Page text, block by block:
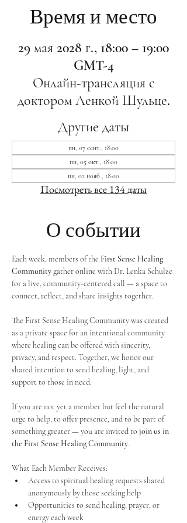
Время и место
29 мая 2028 г., 18:00 – 19:00
GMT-4
Онлайн-трансляция с
доктором Ленкой Шульце.
Другие даты
пн, 07 сент., 18:00
пн, 05 окт., 18:00
пн, 02 нояб., 18:00
Посмотреть все 134 даты
О событии
Each week, members of the First Sense Healing
Community gather online with Dr. Lenka Schulze
for a live, community-centered call — a space to
connect, reflect, and share insights together.
The First Sense Healing Community was created
as a private space for an intentional community
where healing can be offered with sincerity,
privacy, and respect. Together, we honor our
shared intention to send healing, light, and
support to those in need.
If you are not yet a member but feel the natural
urge to help, to offer presence, and to be part of
something greater — you are invited to join us in
the First Sense Healing Community.
What Each Member Receives:
Access to spiritual healing requests shared
anonymously by those seeking help
Opportunities to send healing, prayer, or
energy each week